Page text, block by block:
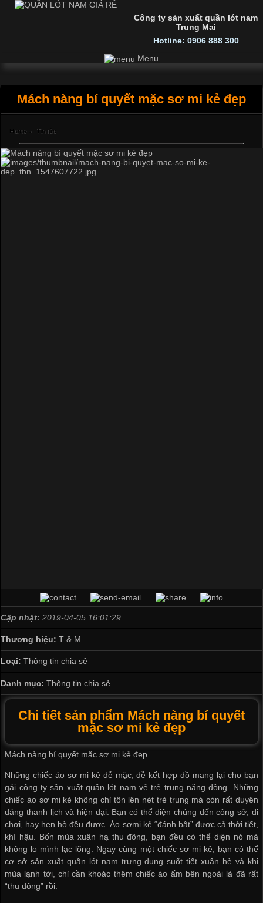
Công ty sản xuất quần lót nam
Trung Mai
Hotline: 0906 888 300
Menu
Mách nàng bí quyết mặc sơ mi kẻ đẹp
Home › Tin tức
Cập nhật: 2019-04-05 16:01:29
Thương hiệu: T & M
Loại: Thông tin chia sẻ
Danh mục: Thông tin chia sẻ
Chi tiết sản phẩm Mách nàng bí quyết
mặc sơ mi kẻ đẹp
Mách nàng bí quyết mặc sơ mi kẻ đẹp
Những chiếc áo sơ mi kẻ dễ mặc, dễ kết hợp đồ mang lại cho bạn
gái công ty sản xuất quần lót nam vẻ trẻ trung năng động. Những
chiếc áo sơ mi kẻ không chỉ tôn lên nét trẻ trung mà còn rất duyên
dáng thanh lịch và hiện đại. Bạn có thể diện chúng đến công sở, đi
chơi, hay hẹn hò đều được. Áo sơmi kẻ “đánh bật” được cả thời tiết,
khí hậu. Bốn mùa xuân hạ thu đông, bạn đều có thể diện nó mà
không lo mình lạc lõng. Ngay cùng một chiếc sơ mi kẻ, bạn có thể
cơ sở sản xuất quần lót nam trưng dụng suốt tiết xuân hè và khi
mùa lạnh tới, chỉ cần khoác thêm chiếc áo ấm bên ngoài là đã rất
“thu đông” rồi.